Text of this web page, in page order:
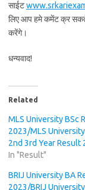
साईट
लिए आप हमे कमेंट क्र सकते
करेंगे।
धन्यवाद!
Related
MLS University BSc
2023/MLS
2nd 3rd Year Result
In "Result"
BRIJ University BA
2023/BRIJ